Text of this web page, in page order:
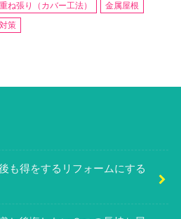
重ね張り（カバー工法）
金属屋根
策
も得をするリフォームにする